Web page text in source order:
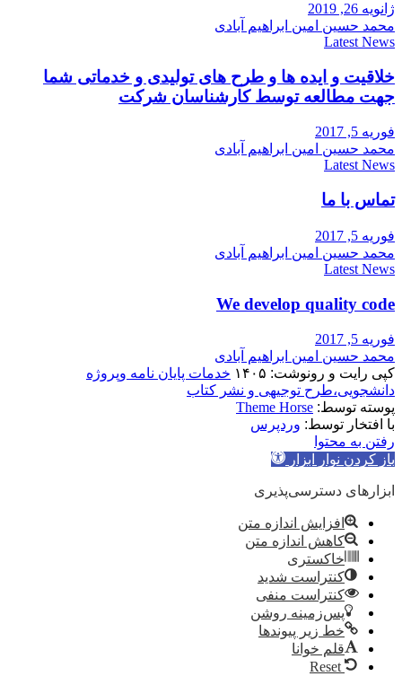
ژانویه 26, 2019
محمد حسین امین ابراهیم آبادی
Latest News
خلاقیت و ایده ها و طرح های تولیدی و خدماتی شما
جهت مطالعه توسط کارشناسان شرکت
فوریه 5, 2017
محمد حسین امین ابراهیم آبادی
Latest News
تماس با ما
فوریه 5, 2017
محمد حسین امین ابراهیم آبادی
Latest News
We develop quality code
فوریه 5, 2017
محمد حسین امین ابراهیم آبادی
کپی رایت و رونوشت: ۱۴۰۵
خدمات پایان نامه وپروژه
دانشجویی،طرح توجیهی و نشر کتاب
پوسته توسط: Theme Horse
با افتخار توسط: وردپرس
رفتن به محتوا
باز کردن نوار ابزار
ابزارهای دسترسی‌پذیری
افزایش اندازه متن
کاهش اندازه متن
خاکستری
کنتراست شدید
کنتراست منفی
پس‌زمینه روشن
خط زیر پیوندها
قلم خوانا
Reset